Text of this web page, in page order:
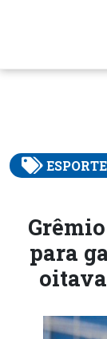
para